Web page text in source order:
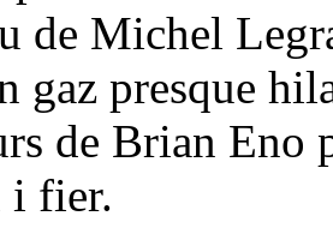
de Michel
gaz presque
de Brian
i fier.